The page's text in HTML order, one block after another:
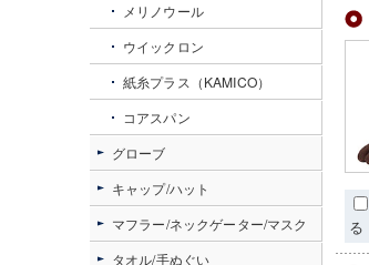
る
メリノウール
ウイックロン
紙糸プラス（KAMICO）
コアスパン
グローブ
キャップ/ハット
マフラー/ネックゲーター/マスク
タオル/手ぬぐい